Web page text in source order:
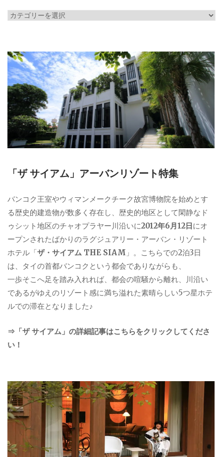
カ
リ
ー
「ザ サイアム」アーバンリゾート特集
バンコク王室やウィマンメークチーク故宮博物院を始めとす
る歴史的建造物が数多く存在し、歴史的地区として閑静なド
ゥシット地区のチャオプラヤー川沿いに2012年6月12日にオ
ープンされたばかりのラグジュアリー・アーバン・リゾート
ホテル「ザ・サイアム THE SIAM 」。こちらでの2泊3日
は、タイの首都バンコクという都会でありながらも、
一歩そこへ足を踏み入れれば、都会の喧騒から離れ、川沿い
であるがゆえのリゾート感に満ち溢れた素晴らしい5つ星ホテ
ルでの滞在となりました♪
⇒「ザ サイアム」の詳細記事はこちらをクリックしてくださ
い！